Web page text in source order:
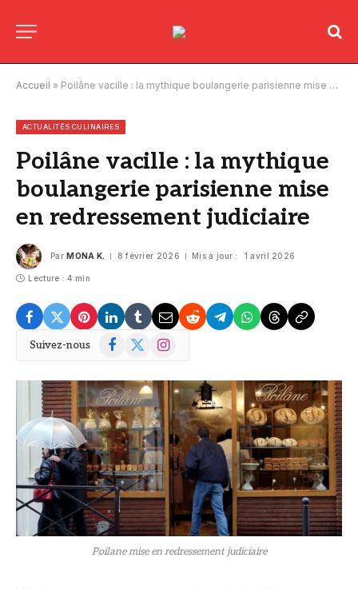
Accueil » Poilâne vacille : la mythique boulangerie parisienne mise en redressement judiciaire
ACTUALITÉS CULINAIRES
Poilâne vacille : la mythique
boulangerie parisienne mise
en redressement judiciaire
Par MONA K. 8 février 2026 Mis à jour : 1 avril 2026
Lecture : 4 min
Suivez-nous Facebook
X
Instagram
Poilane mise en redressement judiciaire